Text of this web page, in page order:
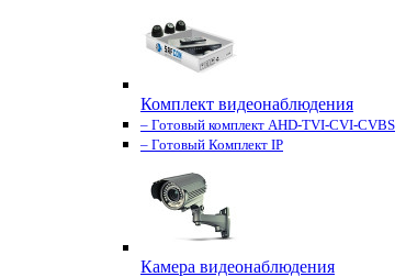
Комплект видеонаблюдения
– Готовый комплект AHD-TVI-CVI-CVBS
– Готовый Комплект IP
Камера видеонаблюдения